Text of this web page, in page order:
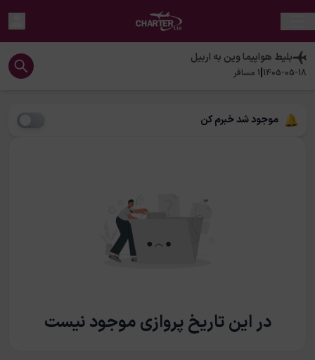
بلیط هواپیماوین به اربیل
1405-05-18
|
1 مسافر
موجود شد خبرم کن
در این تاریخ پروازی موجود نیست